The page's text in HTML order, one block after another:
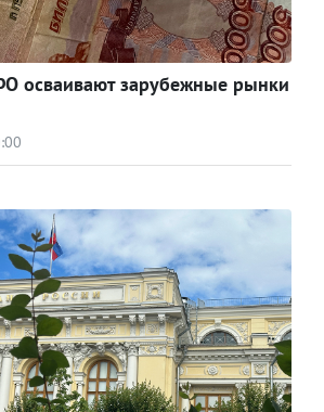
осваивают зарубежные рынки